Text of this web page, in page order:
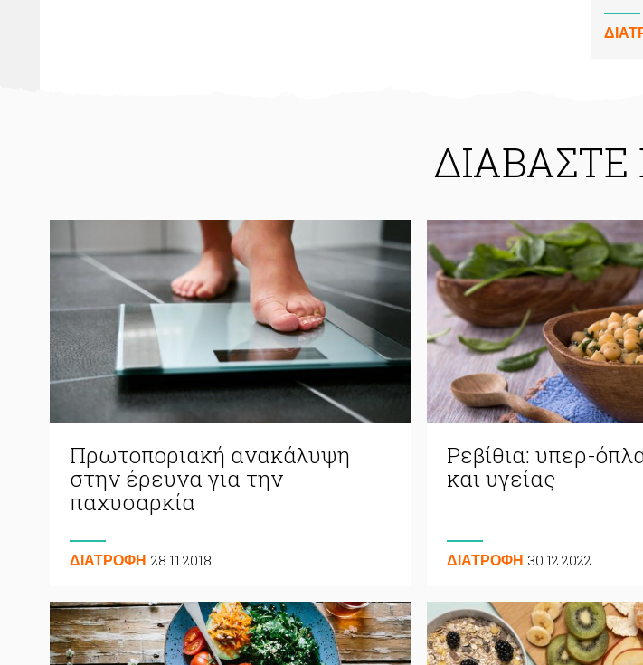
ΔΙΑΒΑΣΤΕ
Πρωτοποριακή ανακάλυψη
στην έρευνα για την
παχυσαρκία
ΔΙΑΤΡΟΦΗ 28.11.2018
Ρεβίθια: υπερ-
και υγείας
ΔΙΑΤΡΟΦΗ 30.12.2022